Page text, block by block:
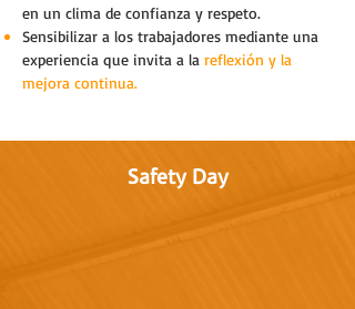
en un clima de confianza y respeto.
Sensibilizar a los trabajadores mediante una
experiencia que invita a la reflexión y la
mejora continua.
Safety Day